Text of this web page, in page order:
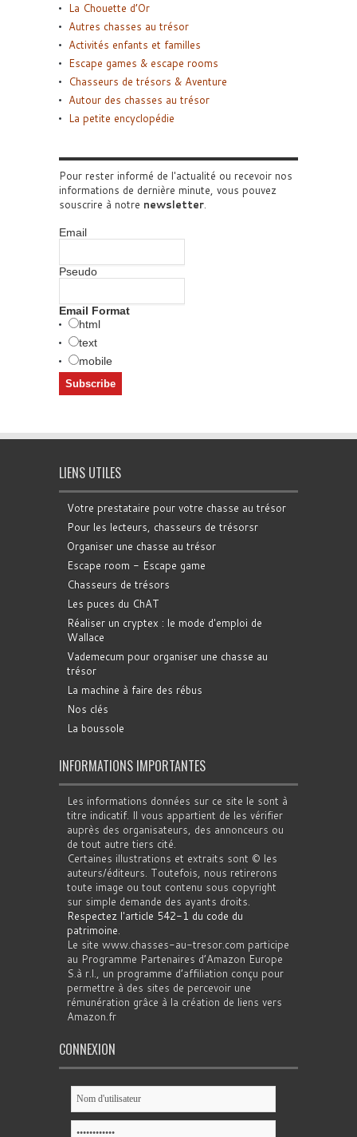
La Chouette d’Or
Autres chasses au trésor
Activités enfants et familles
Escape games & escape rooms
Chasseurs de trésors & Aventure
Autour des chasses au trésor
La petite encyclopédie
Pour rester informé de l'actualité ou recevoir nos
informations de dernière minute, vous pouvez
souscrire à notre newsletter.
Email
Pseudo
Email Format
html
text
mobile
LIENS UTILES
Votre prestataire pour votre chasse au trésor
Pour les lecteurs, chasseurs de trésorsr
Organiser une chasse au trésor
Escape room - Escape game
Chasseurs de trésors
Les puces du ChAT
Réaliser un cryptex : le mode d'emploi de
Wallace
Vademecum pour organiser une chasse au
trésor
La machine à faire des rébus
Nos clés
La boussole
INFORMATIONS IMPORTANTES
Les informations données sur ce site le sont à
titre indicatif. Il vous appartient de les vérifier
auprès des organisateurs, des annonceurs ou
de tout autre tiers cité.
Certaines illustrations et extraits sont © les
auteurs/éditeurs. Toutefois, nous retirerons
toute image ou tout contenu sous copyright
sur simple demande des ayants droits.
Respectez l'article 542-1 du code du
patrimoine.
Le site www.chasses-au-tresor.com participe
au Programme Partenaires d’Amazon Europe
S.à r.l., un programme d’affiliation conçu pour
permettre à des sites de percevoir une
rémunération grâce à la création de liens vers
Amazon.fr
CONNEXION